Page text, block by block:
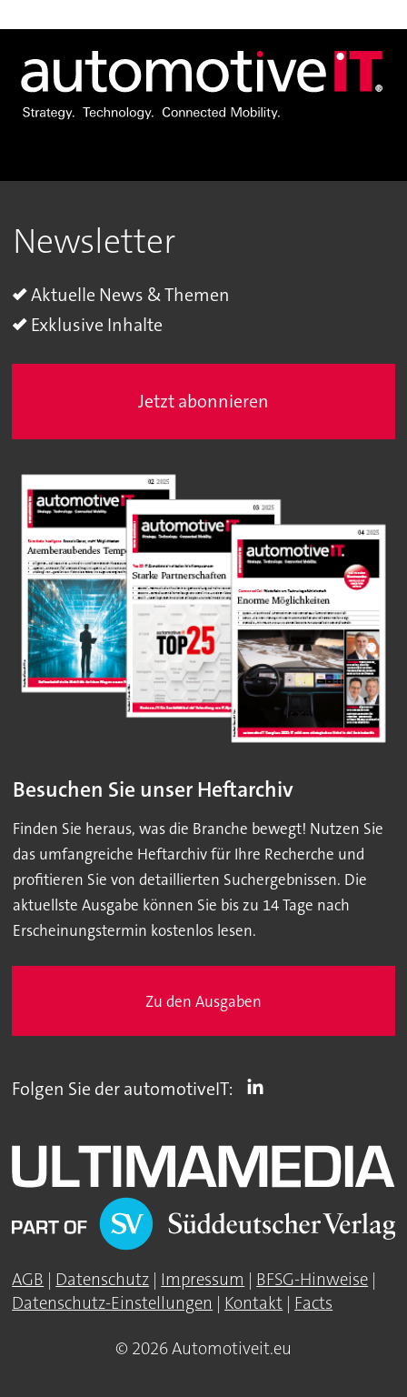
Newsletter
Aktuelle News & Themen
Exklusive Inhalte
Jetzt abonnieren
Besuchen Sie unser Heftarchiv
Finden Sie heraus, was die Branche bewegt! Nutzen Sie
das umfangreiche Heftarchiv für Ihre Recherche und
profitieren Sie von detaillierten Suchergebnissen. Die
aktuellste Ausgabe können Sie bis zu 14 Tage nach
Erscheinungstermin kostenlos lesen.
Zu den Ausgaben
Folgen Sie der automotiveIT:
AGB | Datenschutz | Impressum | BFSG-Hinweise |
Datenschutz-Einstellungen | Kontakt | Facts
© 2026 Automotiveit.eu